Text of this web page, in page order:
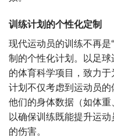
训练计划的个性化定制
现代运动员的训练不再是
制的个性化计划。以足球
的体育科学项目，致力
计划不仅考虑到运动员
他们的身体数据（如体重
以确保训练既能提升运
的伤害。